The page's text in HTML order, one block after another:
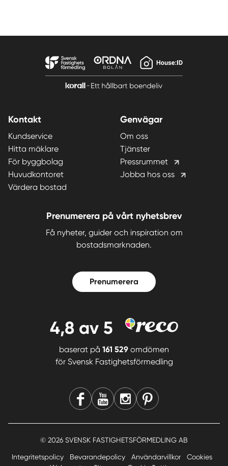
Kontakt
Kundservice
Hitta mäklare
För byggbolag
Huvudkontoret
Värdera bostad
Genvägar
Om oss
Tjänster
Pressrummet
Jobba hos oss
Prenumerera på vårt nyhetsbrev
Få nyheter, guider och inspiration om
bostadsmarknaden.
Prenumerera
4,8 av 5
baserat på 161 529 omdömen
för Svensk Fastighetsförmedling
© 2026 SVENSK FASTIGHETSFÖRMEDLING AB
Integritetspolicy Bevarandepolicy Användarvillkor
Cookies